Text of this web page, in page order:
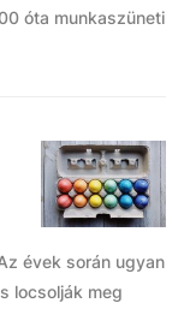
óta munkaszüneti
évek során ugyan
locsolják meg